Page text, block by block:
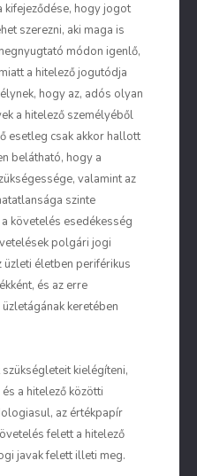
kifejeződése, hogy jogot
szerezni, aki maga is
módon igenlő,
a hitelező jogutódja
hogy az, adós olyan
a hitelező személyéből
esetleg csak akkor hallott
belátható, hogy a
valamint az
szinte
követelés esedékesség
polgári jogi
üzleti életben periférikus
és az erre
keretében
kielégíteni,
a hitelező közötti
az értékpapír
felett a hitelező
javak felett illeti meg.